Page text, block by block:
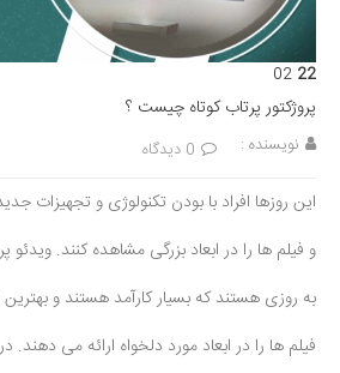
هدایا و ست مدیریتی
وایت برد و تابلو اعلانات
دسترسی کاربری حساب کاربری
22
پروژکتور پرتاب کوتاه چیست ؟
نویسنده : 0 دیدگاه
این روزها افراد با بودن تکنولوژی و تجهیزات
و فیلم ها را در ابعاد بزرگی مشاهده کنند. ویدئو
به روزی هستند که بسیار کارآمد هستند و
فیلم ها را در ابعاد مورد دلخواه ارائه می دهند.